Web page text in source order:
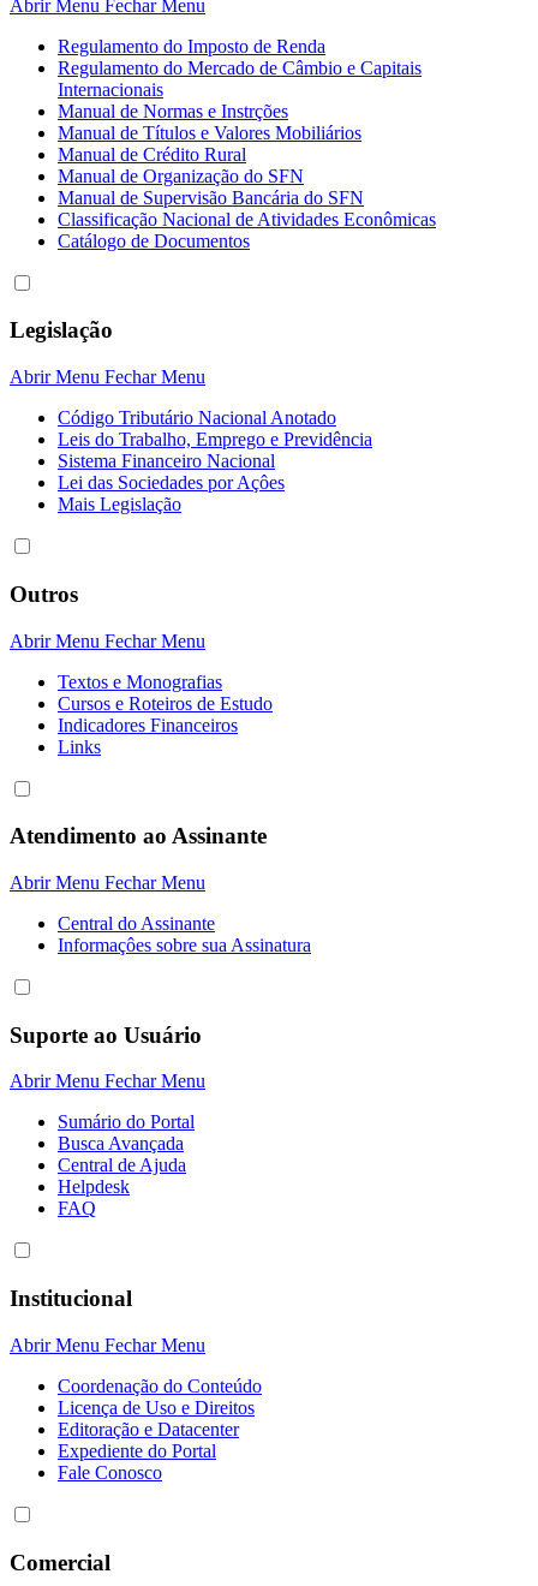
Abrir Menu Fechar Menu
Regulamento do Imposto de Renda
Regulamento do Mercado de Câmbio e Capitais
Internacionais
Manual de Normas e Instrções
Manual de Títulos e Valores Mobiliários
Manual de Crédito Rural
Manual de Organização do SFN
Manual de Supervisão Bancária do SFN
Classificação Nacional de Atividades Econômicas
Catálogo de Documentos
Legislação
Abrir Menu Fechar Menu
Código Tributário Nacional Anotado
Leis do Trabalho, Emprego e Previdência
Sistema Financeiro Nacional
Lei das Sociedades por Açôes
Mais Legislação
Outros
Abrir Menu Fechar Menu
Textos e Monografias
Cursos e Roteiros de Estudo
Indicadores Financeiros
Links
Atendimento ao Assinante
Abrir Menu Fechar Menu
Central do Assinante
Informaçôes sobre sua Assinatura
Suporte ao Usuário
Abrir Menu Fechar Menu
Sumário do Portal
Busca Avançada
Central de Ajuda
Helpdesk
FAQ
Institucional
Abrir Menu Fechar Menu
Coordenação do Conteúdo
Licença de Uso e Direitos
Editoração e Datacenter
Expediente do Portal
Fale Conosco
Comercial